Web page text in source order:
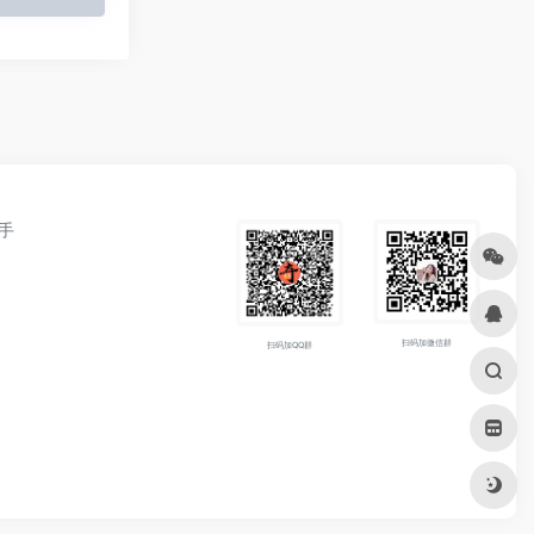
扫码加QQ群 扫码加微信群